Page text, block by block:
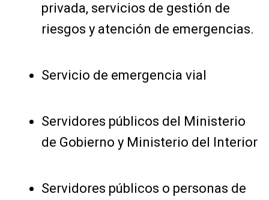
privada, servicios de gestión de
riesgos y atención de emergencias.
Servicio de emergencia vial
Servidores públicos del Ministerio
de Gobierno y Ministerio del Interior
Servidores públicos o personas de